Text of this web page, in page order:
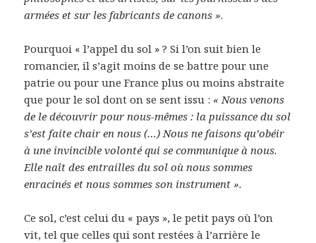
armées et sur les fabricants de canons ».
Pourquoi « l’appel du sol » ? Si l’on suit bien le
romancier, il s’agit moins de se battre pour une
patrie ou pour une France plus ou moins abstraite
que pour le sol dont on se sent issu : « Nous venons
de le découvrir pour nous-mêmes : la puissance du sol
s’est faite chair en nous (…) Nous ne faisons qu’obéir
à une invincible volonté qui se communique à nous.
Elle naît des entrailles du sol où nous sommes
enracinés et nous sommes son instrument ».
Ce sol, c’est celui du « pays », le petit pays où l’on
vit, tel que celles qui sont restées à l’arrière le